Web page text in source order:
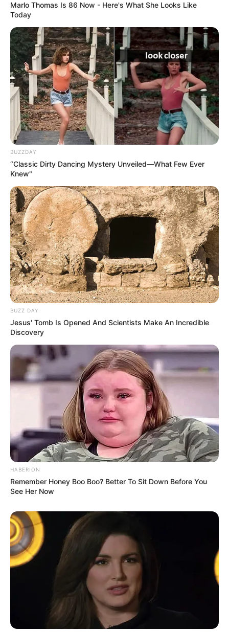
Marlo Thomas Is 86 Now - Here's What She Looks Like
Today
BUZZDAY
“Classic Dirty Dancing Mystery Unveiled—What Few Ever
Knew"
BUZZ DAY
Jesus' Tomb Is Opened And Scientists Make An Incredible
Discovery
HABERION
Remember Honey Boo Boo? Better To Sit Down Before You
See Her Now